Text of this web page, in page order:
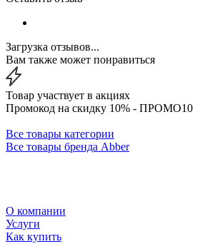
Загрузка отзывов...
Вам также может понравиться
Товар участвует в акциях
Промокод на скидку 10% - ПРОМО10
Все товары категории
Все товары бренда Abber
О компании
Услуги
Как купить